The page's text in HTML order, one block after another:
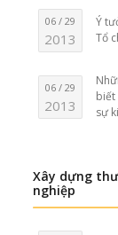
06 / 29
2013
Ý
Tổ
06 / 29
2013
biết
sự
Xây dựng
nghiệp